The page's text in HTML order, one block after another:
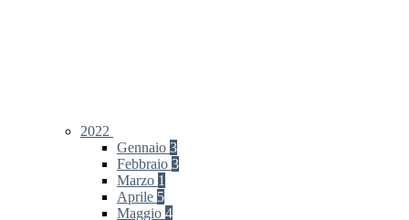
2022
Gennaio 3
Febbraio 3
Marzo 1
Aprile 5
Maggio 4